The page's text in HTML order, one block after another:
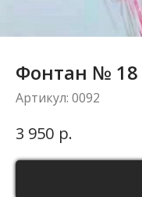
Фонтан № 18
Артикул: 0092
3 950 р.